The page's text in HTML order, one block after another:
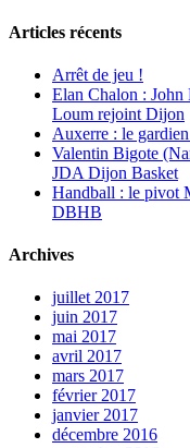
Articles récents
Arrêt de jeu !
Elan Chalon :
Loum rejoint Dijon
Auxerre : le
Valentin Bigote
JDA Dijon Basket
Handball : le pivot
DBHB
Archives
juillet 2017
juin 2017
mai 2017
avril 2017
mars 2017
février 2017
janvier 2017
décembre 2016